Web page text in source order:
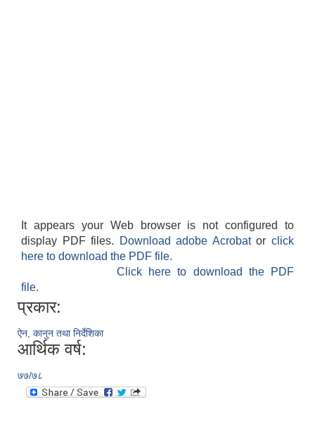
It appears your Web browser is not configured to
display PDF files.
Download adobe Acrobatorclick
here to download the PDF file.
Click here to download the PDF
file.
प्रकार:
ऐन, कानुन तथा निर्देशिका
आर्थिक वर्ष:
७७/७८